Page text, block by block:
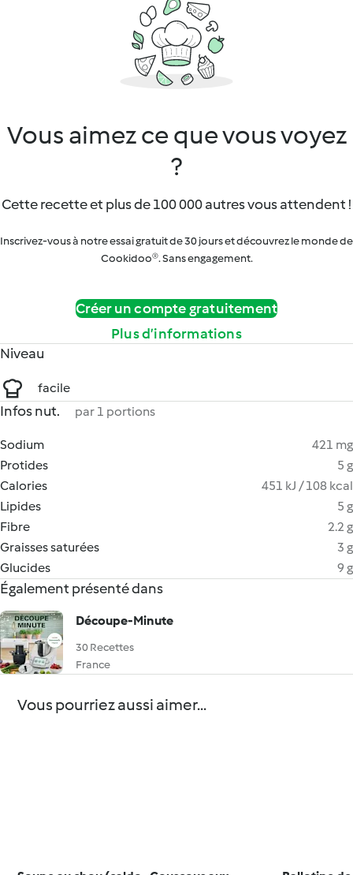
Vous aimez ce que vous voyez
?
Cette recette et plus de 100 000 autres vous attendent !
Inscrivez-vous à notre essai gratuit de 30 jours et découvrez le monde de
Cookidoo®. Sans engagement.
Créer un compte gratuitement
Plus d’informations
Niveau
facile
Infos nut. par 1 portions
Sodium
421 mg
Protides
5 g
Calories
451 kJ / 108 kcal
Lipides
5 g
Fibre
2.2 g
Graisses saturées
3 g
Glucides
9 g
Également présenté dans
Découpe-Minute
30 Recettes
France
Vous pourriez aussi aimer...